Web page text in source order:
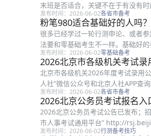
末班是否适合，关键不在于有没有
识行测和申论 行测不是简单的智力
发布时间：2026-06-02各省市备考
粉笔980适合基础好的人吗
很多已经学过一轮行测申论、或者
法要和零基础考生不一样。基础好
缺和稳定节奏的工具。 如果你...
发布时间：2026-06-02零基础备考
2026北京市各级机关考试
北京市各级机关2026年度考试录用
人社”微信公众号和北京人社APP查
了不同层级机关招考职...
发布时间：2026-06-02各省市备考
2026北京公务员考试报名入
2026北京公务员考试公告已发布；
市人事考试通用平台” http://
发布时间：2026-06-02行测备考技巧